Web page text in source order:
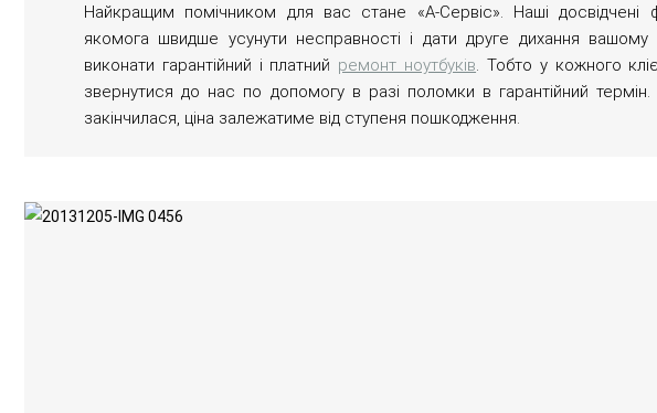
Найкращим помічником для вас стане «А-Сервіс». Наші досвідчені
якомога швидше усунути несправності і дати друге дихання
виконати гарантійний і платний ремонт ноутбуків . Тобто у кожного
звернутися до нас по допомогу в разі поломки в гарантійний термін.
закінчилася, ціна залежатиме від ступеня пошкодження.